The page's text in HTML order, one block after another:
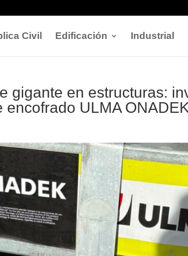
Civil Edificación Industrial
gigante en estructuras:
ULMA